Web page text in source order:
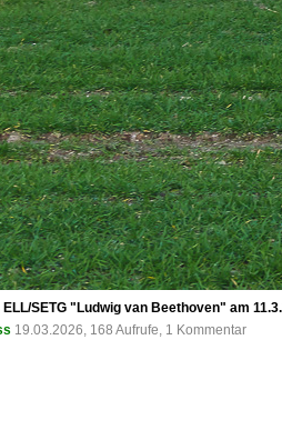
ELL/SETG "Ludwig van Beethoven" am
19.03.2026, 168 Aufrufe, 1 Kommentar